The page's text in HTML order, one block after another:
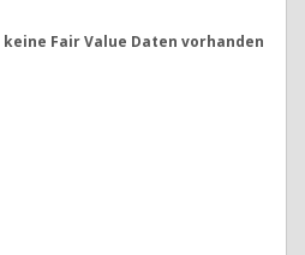
Fair Value Daten vorhanden